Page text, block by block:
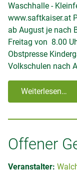
Waschhalle -
www.saftkaiser.at
ab August je nach
Freitag von 8.00
Obstpresse
Volkschulen nach
Weiterlesen…
Offener
Veranstalter: